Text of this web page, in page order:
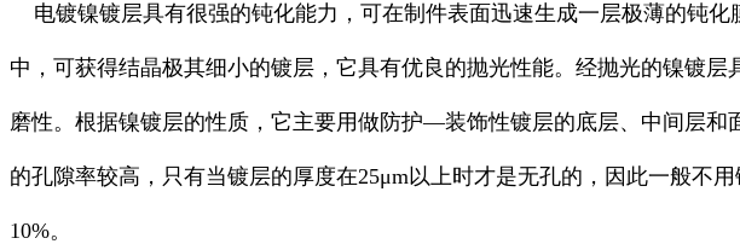
电镀镍镀层具有很强的钝化能力，可在制件表面迅速生成一层极薄的钝
中，可获得结晶极其细小的镀层，它具有优良的抛光性能。经抛光的镍镀
磨性。根据镍镀层的性质，它主要用做防护—装饰性镀层的底层、中间
的孔隙率较高，只有当镀层的厚度在25μm以上时才是无孔的，因此一般不
10%。